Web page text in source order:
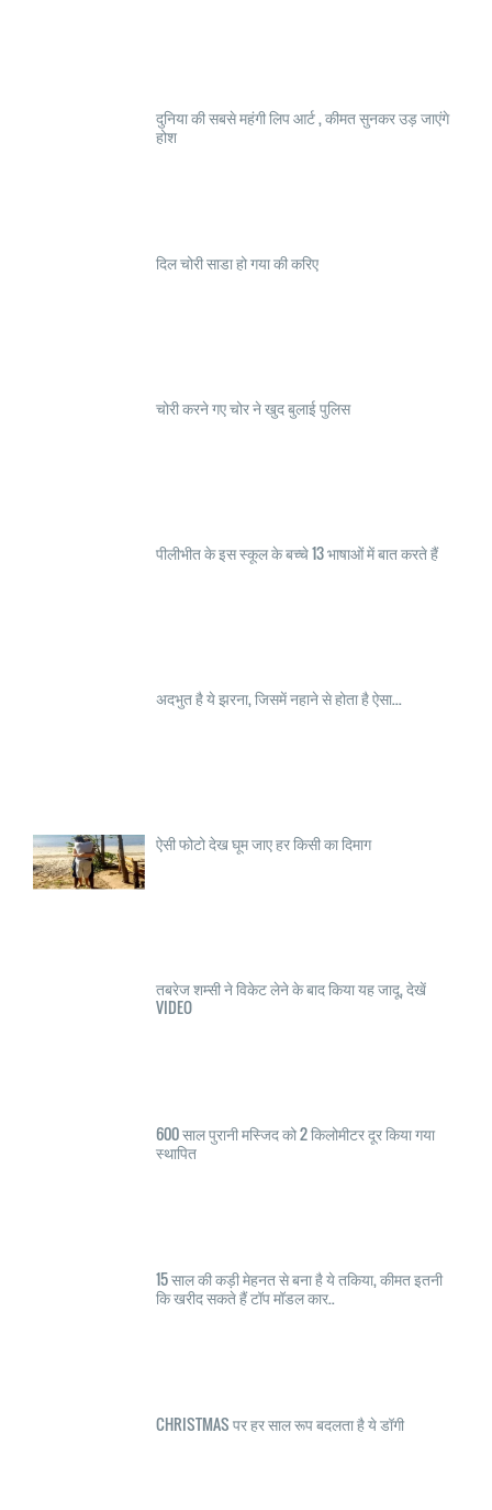
दुनिया की सबसे महंगी लिप आर्ट , कीमत सुनकर उड़ जाएंगे
होश
दिल चोरी साडा हो गया की करिए
चोरी करने गए चोर ने खुद बुलाई पुलिस
पीलीभीत के इस स्कूल के बच्चे 13 भाषाओं में बात करते हैं
अदभुत है ये झरना, जिसमें नहाने से होता है ऐसा...
ऐसी फोटो देख घूम जाए हर किसी का दिमाग
तबरेज शम्सी ने विकेट लेने के बाद किया यह जादू, देखें
VIDEO
600 साल पुरानी मस्जिद को 2 किलोमीटर दूर किया गया
स्थापित
15 साल की कड़ी मेहनत से बना है ये तकिया, कीमत इतनी
कि खरीद सकते हैं टॉप मॉडल कार..
CHRISTMAS पर हर साल रूप बदलता है ये डॉगी